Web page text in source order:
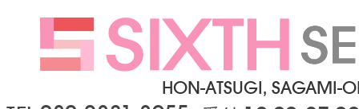
HON-ATSUGI, SAGAMI-